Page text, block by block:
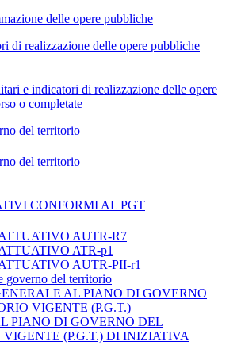
delle opere pubbliche
di realizzazione delle opere pubbliche
e indicatori di realizzazione delle opere
o completate
del territorio
del territorio
CONFORMI AL PGT
AUTR-R7
ATR-p1
AUTR-PII-r1
governo del territorio
AL PIANO DI GOVERNO
VIGENTE (P.G.T.)
PIANO DI GOVERNO DEL
(P.G.T.) DI INIZIATIVA